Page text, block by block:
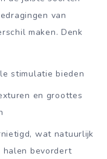
van
maken. Denk
stimulatie bieden
en groottes
wat natuurlijk
halen bevordert